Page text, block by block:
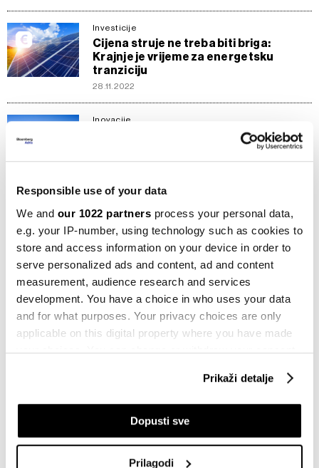
Responsible use of your data
We and our 1022 partners process your personal data,
e.g. your IP-number, using technology such as cookies to
store and access information on your device in order to
serve personalized ads and content, ad and content
measurement, audience research and services
development. You have a choice in who uses your data
and for what purposes. Your privacy choices are only
applicable on this digital property where you have made
your choices. You can change or withdraw your consent
If you allow, we would also like to:
Collect information about your geographical
Prikaži detalje
Dopusti sve
Prilagodi
Investicije
Cijena struje ne treba biti briga:
Krajnje je vrijeme za energetsku
tranziciju
28.11.2022
Inovacije
Solarni potencijal BiH veći od
zapadnoevropskih zemalja
25.09.2022
Poziv potrošačima da se prijave za
program energetske održivosti
07.08.2022
Novi vjetro i solarni park u BiH, skroman
doprinos ukupnoj proizvodnji
03.08.2022
Kompanije
Rastu cijene opreme za solarnu
Građani moraju dobiti aktivniju ulogu u
proizvodnji struje iz OIE